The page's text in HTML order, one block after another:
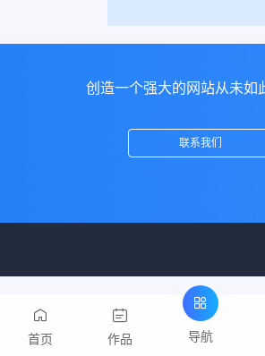
创造一个强大的网站从未如
联系我们
首页 作品 导航